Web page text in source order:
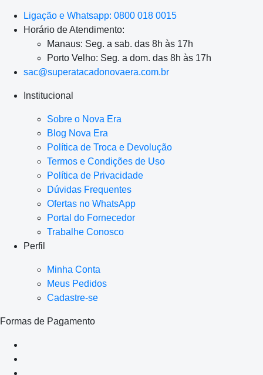
Ligação e Whatsapp: 0800 018 0015
Horário de Atendimento:
Manaus: Seg. a sab. das 8h às 17h
Porto Velho: Seg. a dom. das 8h às 17h
sac@superatacadonovaera.com.br
Institucional
Sobre o Nova Era
Blog Nova Era
Política de Troca e Devolução
Termos e Condições de Uso
Política de Privacidade
Dúvidas Frequentes
Ofertas no WhatsApp
Portal do Fornecedor
Trabalhe Conosco
Perfil
Minha Conta
Meus Pedidos
Cadastre-se
Formas de Pagamento